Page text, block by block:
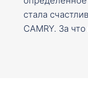
стала
CAMRY. За